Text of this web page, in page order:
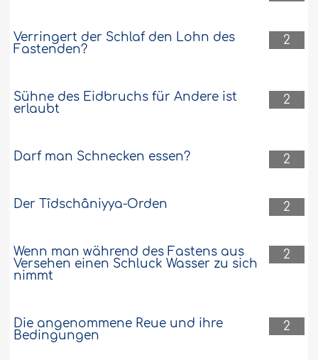
2
Verringert der Schlaf den Lohn des
Fastenden?
2
Sühne des Eidbruchs für Andere ist
erlaubt
2
Darf man Schnecken essen?
2
Der Tîdschâniyya-Orden
2
Wenn man während des Fastens aus
Versehen einen Schluck Wasser zu sich
nimmt
2
Die angenommene Reue und ihre
Bedingungen